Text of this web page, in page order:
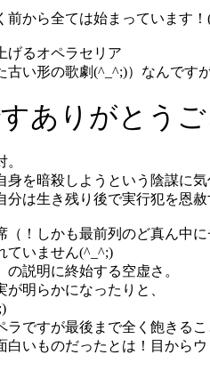
から全ては始まっています！
げるオペラセリア
古い形の歌劇(^_^;)）なんです
ありがとう
を暗殺しようという陰謀に
は生き残り後で実行犯を恩赦
！しかも最前列のど真ん中
ていません(^_^;)
説明に終始する空虚さ。
明らかになったりと、
ですが最後まで全く飽きるこ
いものだったとは！目からウ